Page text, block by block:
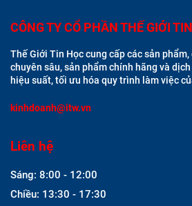
CÔNG TY CỔ PHẦN THẾ GIỚI
Thế Giới Tin Học cung cấp các sản
chuyên sâu, sản phẩm chính hãng và
hiệu suất, tối ưu hóa quy trình làm việc
kinhdoanh@itw.vn
Liên hệ
Sáng: 8:00 - 12:00
Chiều: 13:30 - 17:30